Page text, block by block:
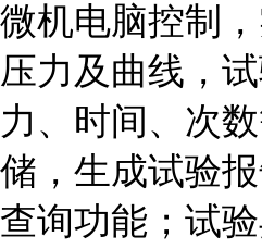
微机电脑控制
压力及曲线，
力、时间、次
储，生成试验
查询功能；试